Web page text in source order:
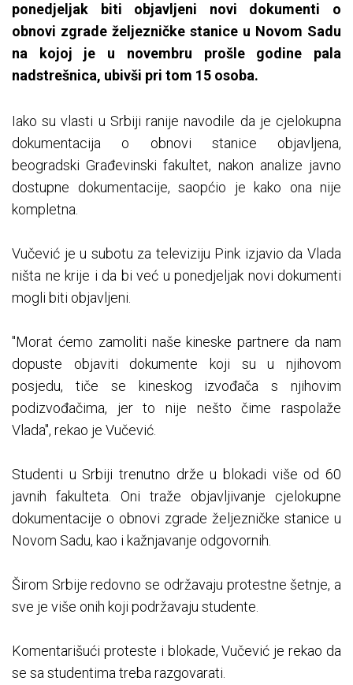
ponedjeljak biti objavljeni novi dokumenti o
obnovi zgrade željezničke stanice u Novom Sadu
na kojoj je u novembru prošle godine pala
nadstrešnica, ubivši pri tom 15 osoba.
Iako su vlasti u Srbiji ranije navodile da je cjelokupna
dokumentacija o obnovi stanice objavljena,
beogradski Građevinski fakultet, nakon analize javno
dostupne dokumentacije, saopćio je kako ona nije
kompletna.
Vučević je u subotu za televiziju Pink izjavio da Vlada
ništa ne krije i da bi već u ponedjeljak novi dokumenti
mogli biti objavljeni.
"Morat ćemo zamoliti naše kineske partnere da nam
dopuste objaviti dokumente koji su u njihovom
posjedu, tiče se kineskog izvođača s njihovim
podizvođačima, jer to nije nešto čime raspolaže
Vlada", rekao je Vučević.
Studenti u Srbiji trenutno drže u blokadi više od 60
javnih fakulteta. Oni traže objavljivanje cjelokupne
dokumentacije o obnovi zgrade željezničke stanice u
Novom Sadu, kao i kažnjavanje odgovornih.
Širom Srbije redovno se održavaju protestne šetnje, a
sve je više onih koji podržavaju studente.
Komentarišući proteste i blokade, Vučević je rekao da
se sa studentima treba razgovarati.